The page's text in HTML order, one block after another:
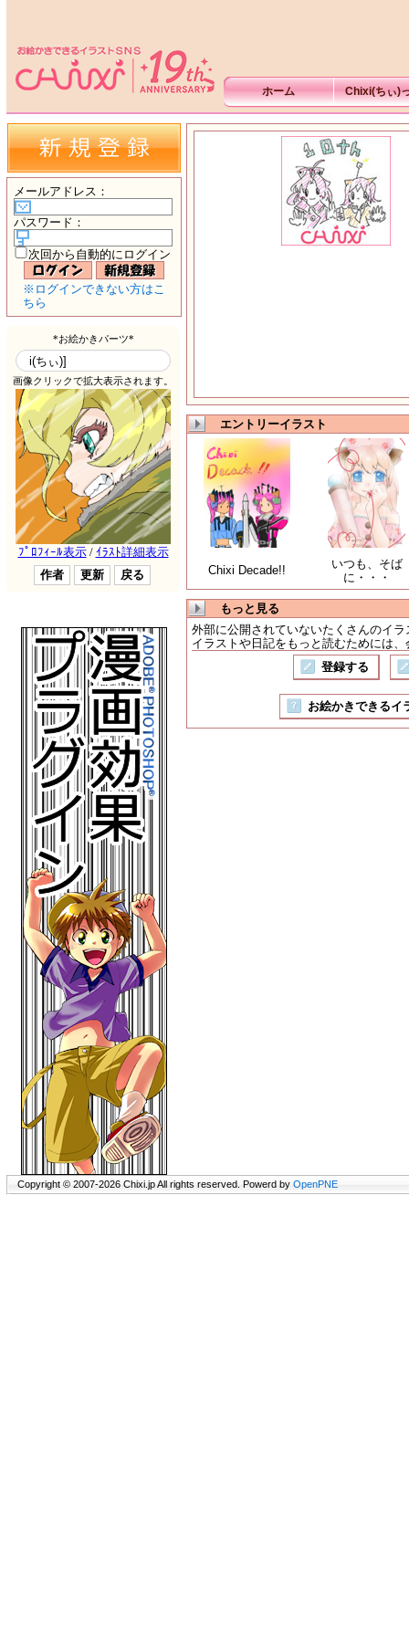
ホーム Chixi(ちぃ)
メールアドレス ：
パスワード ：
次回から自動的にログイン
※ログインできない方はこ
ちら
エントリーイラスト
Chixi Decade!!
いつも、そば
に・・・
もっと見る
外部に公開されていないたくさんのイ
イラストや日記をもっと読むためには
登録する
お絵かきできるイ
Copyright © 2007-2026 Chixi.jp All rights reserved. Powerd by OpenPNE